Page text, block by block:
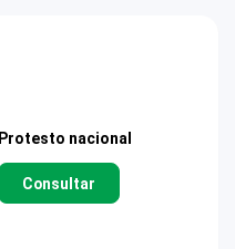
Protesto nacional
Consultar